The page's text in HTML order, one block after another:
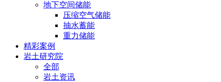
地下空间储能
压缩空气储能
抽水蓄能
重力储能
精彩案例
岩土研究院
全部
岩土资讯